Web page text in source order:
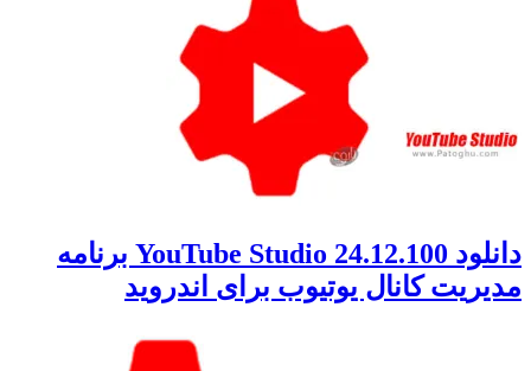
دانلود 24.12.100 YouTube Studio برنامه
مدیریت کانال یوتیوب برای اندروید